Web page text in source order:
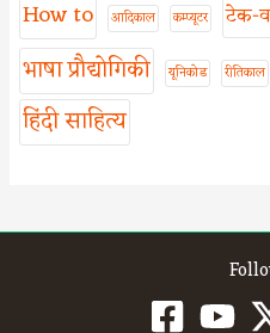
How to आदिकाल कम्प्यूटर टेक-
भाषा प्रौद्योगिकी यूनिकोड रीतिकाल
हिंदी साहित्य